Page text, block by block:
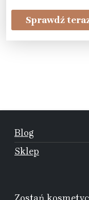
Sprawdź
Blog
Sklep